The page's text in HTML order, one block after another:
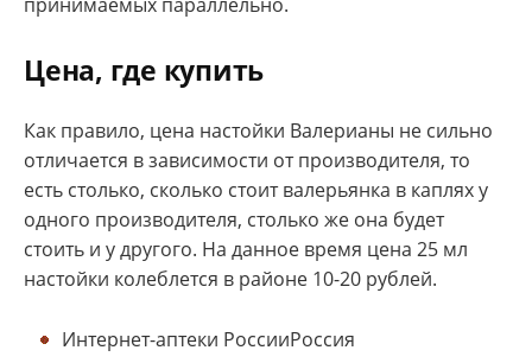
Цена, где купить
Как правило, цена настойки Валерианы не сильно
отличается в зависимости от производителя, то
есть столько, сколько стоит валерьянка в каплях у
одного производителя, столько же она будет
стоить и у другого. На данное время цена 25 мл
настойки колеблется в районе 10-20 рублей.
Интернет-аптеки РоссииРоссия